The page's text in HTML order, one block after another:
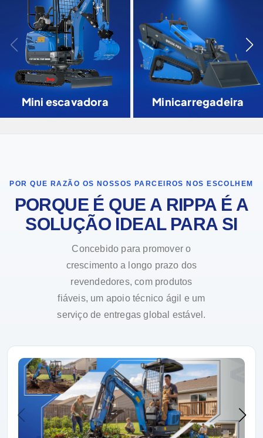
Mini escavadora Minicarregadeira
POR QUE RAZÃO OS NOSSOS PARCEIROS NOS ESCOLHEM
PORQUE É QUE A RIPPA É A
SOLUÇÃO IDEAL PARA SI
Concebido para promover o
crescimento a longo prazo dos
revendedores, com produtos
fiáveis, um apoio técnico ágil e um
serviço de entregas global estável.